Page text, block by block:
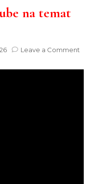
na temat
Leave a Commenton